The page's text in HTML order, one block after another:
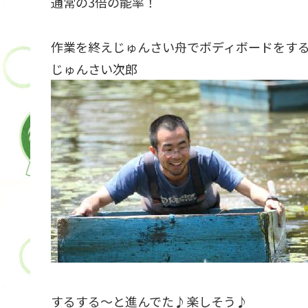
作業を終えじゅんさい舟でボディボードをす
じゅんさい次郎
するする〜と進んでた♪楽しそう♪